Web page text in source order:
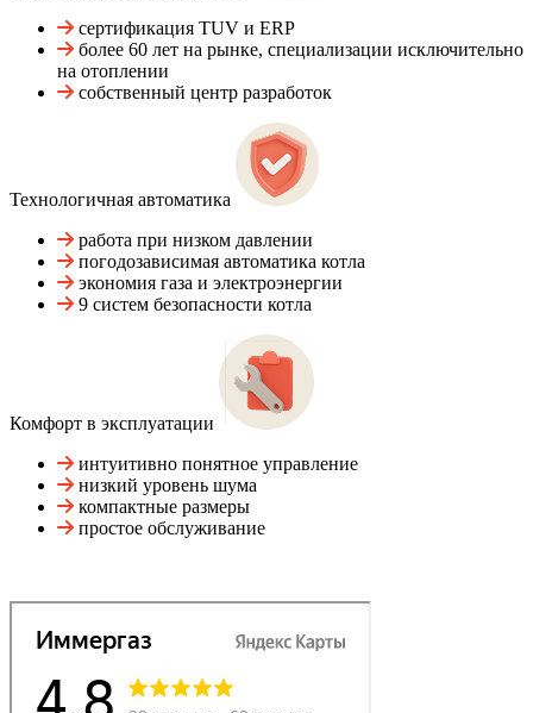
сертификация TUV и ERP
более 60 лет на рынке, специализации исключительно
на отоплении
собственный центр разработок
Технологичная автоматика
работа при низком давлении
погодозависимая автоматика котла
экономия газа и электроэнергии
9 систем безопасности котла
Комфорт в эксплуатации
интуитивно понятное управление
низкий уровень шума
компактные размеры
простое обслуживание